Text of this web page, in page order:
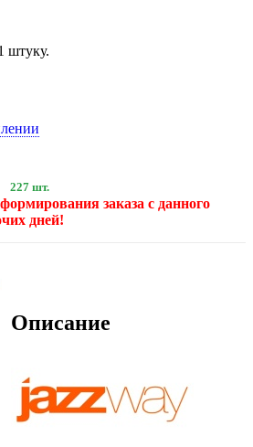
штуку.
227 шт.
заказа с данного
дней!
Описание